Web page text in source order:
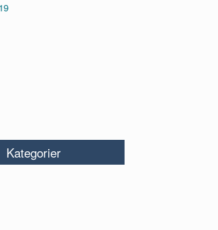
Kategorier